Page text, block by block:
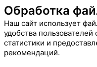
Обработка
Наш сайт использует
удобства
статистики и
рекомендаций.